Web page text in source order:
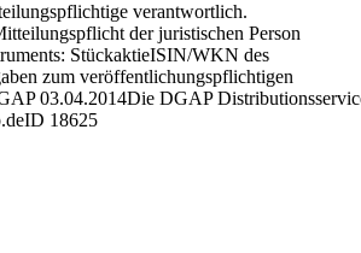
verantwortlich.
der juristischen Person
StückaktieISIN/WKN des
zum veröffentlichungspflichtigen
03.04.2014Die DGAP
18625